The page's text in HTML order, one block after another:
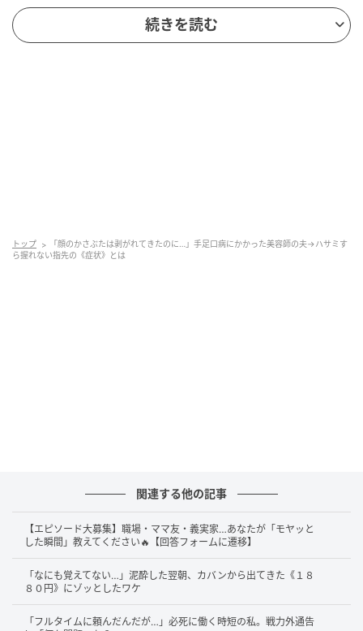
続きを読む
トップ
「顔のかさぶたは剥がれてきたのに…」手足口病にかかった美容師の夫→ハサミす
ら握れない指先の《症状》とは
関連する他の記事
【エピソード大募集】職場・ママ友・義実家…あなたが「モヤッと
した瞬間」教えてください🔥【回答フォームに遷移】
「なにも覚えてない…」泥酔した翌朝、カバンから出てきた《１８
８０円》にゾッとしたワケ
「フルタイムに頼んだんだが…」必死に働く時短の私。戦力外通告